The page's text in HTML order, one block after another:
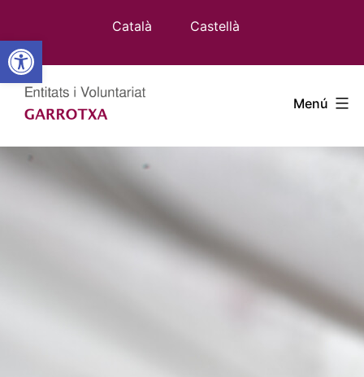
Obre la barra d'eines
al
contingut
Català Castellà
Menú